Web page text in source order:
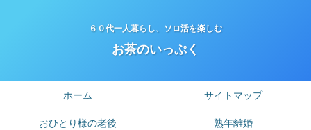
６０代一人暮らし、ソロ活を楽しむ
お茶のいっぷく
ホーム サイトマップ
おひとり様の老後 熟年離婚